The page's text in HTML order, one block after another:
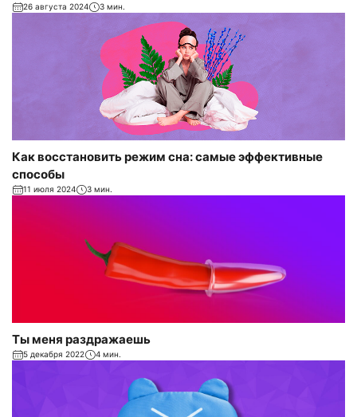
26 августа 2024 3 мин.
Как восстановить режим сна: самые эффективные
способы
11 июля 2024 3 мин.
Ты меня раздражаешь
5 декабря 2022 4 мин.